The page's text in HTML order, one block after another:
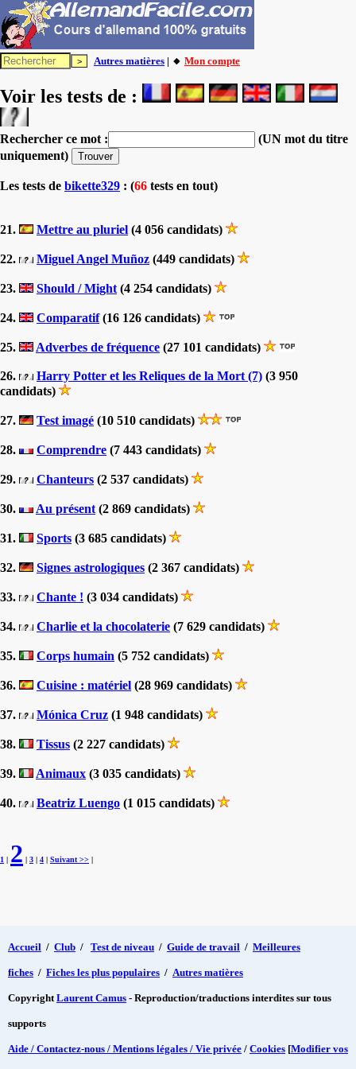
Autres matières | 🔸 Mon compte
Voir les tests de :
Rechercher ce mot :
(UN mot du titre
uniquement)
Les tests de bikette329 : (66 tests en tout)
21. Mettre au pluriel (4 056 candidats)
22. Miguel Angel Muñoz (449 candidats)
23. Should / Might (4 254 candidats)
24. Comparatif(16 126 candidats)
25. Adverbes de fréquence (27 101 candidats)
26. Harry Potter et les Reliques de la Mort (7) (3 950
candidats)
27. Test imagé (10 510 candidats)
28. Comprendre (7 443 candidats)
29. Chanteurs (2 537 candidats)
30. Au présent (2 869 candidats)
31. Sports (3 685 candidats)
32. Signes astrologiques (2 367 candidats)
33. Chante ! (3 034 candidats)
34. Charlie et la chocolaterie (7 629 candidats)
35. Corps humain (5 752 candidats)
36. Cuisine : matériel (28 969 candidats)
37. Mónica Cruz (1 948 candidats)
38. Tissus (2 227 candidats)
39. Animaux (3 035 candidats)
40. Beatriz Luengo (1 015 candidats)
1 | 2 | 3 | 4 | Suivant >> |
Accueil / Club / Test de niveau / Guide de travail / Meilleures
fiches / Fiches les plus populaires / Autres matières
CopyrightLaurent Camus - Reproduction/traductions interdites sur tous
supports
Aide / Contactez-nous / Mentions légales / Vie privée / Cookies [Modifier vos